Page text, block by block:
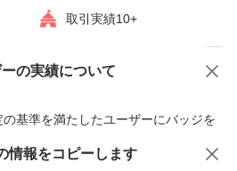
取引実績10+
の実績について
基準を満たしたユーザーにバッジを
商品への質問
情報をコピーします
オススメ